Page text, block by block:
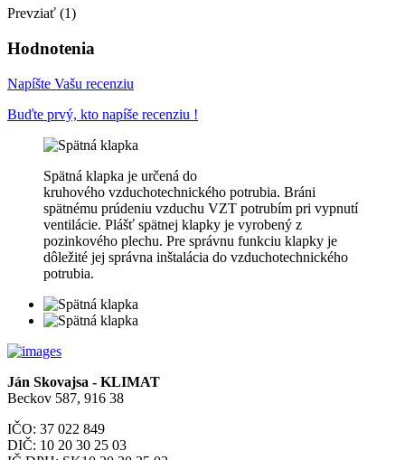
Prevziať (1)
Hodnotenia
Napíšte Vašu recenziu
Buďte prvý, kto napíše recenziu !
Spätná klapka je určená do
kruhového vzduchotechnického potrubia. Bráni
spätnému prúdeniu vzduchu VZT potrubím pri vypnutí
ventilácie. Plášť spätnej klapky je vyrobený z
pozinkového plechu. Pre správnu funkciu klapky je
dôležité jej správna inštalácia do vzduchotechnického
potrubia.
Ján Skovajsa - KLIMAT
Beckov 587, 916 38
IČO: 37 022 849
DIČ: 10 20 30 25 03